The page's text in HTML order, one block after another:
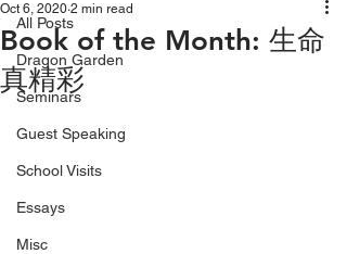
All Posts
Dragon Garden
Seminars
Guest Speaking
School Visits
Essays
Misc
Book of the Month: 生命
真精彩
Oct 6, 2020 2 min read